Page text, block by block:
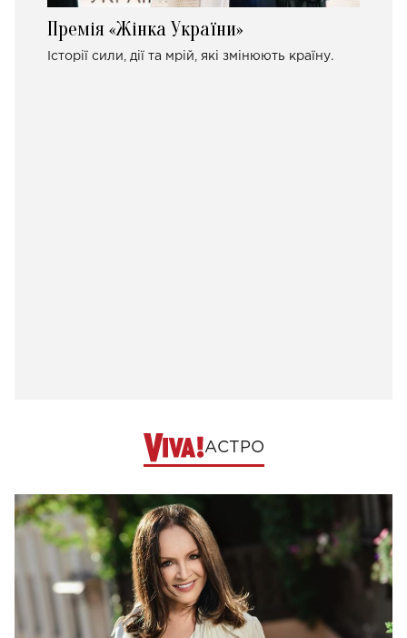
Премія «Жінка України»
Історії сили, дії та мрій, які змінюють країну.
АСТРО